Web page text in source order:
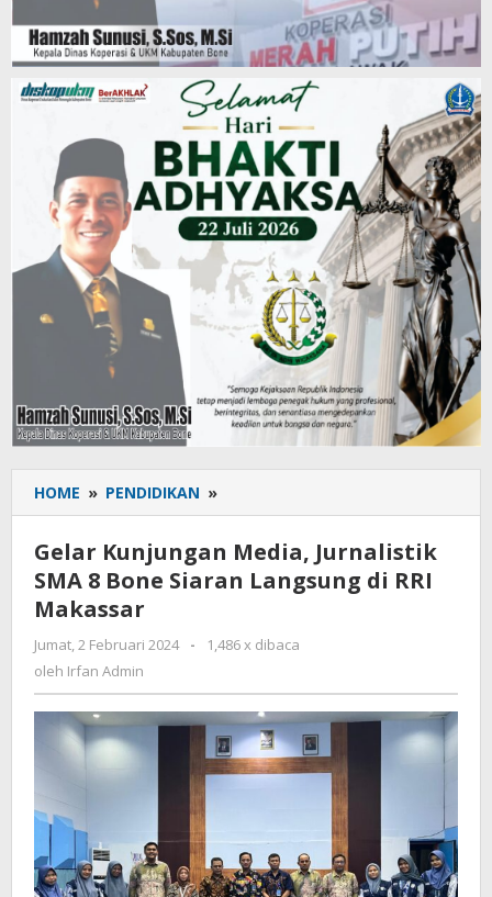
HOME » PENDIDIKAN »
Kunjungan
Jurnalistik
SMA
Siaran
di
RRI
Makassar
Gelar Kunjungan Media, Jurnalistik
SMA 8 Bone Siaran Langsung di RRI
Makassar
Jumat, 2 Februari 2024
oleh
-
1,486 x dibaca
oleh Irfan Admin